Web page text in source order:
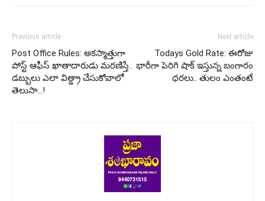
Previous article
Post Office Rules: అకస్మాత్తుగా
పోస్ట్ ఆఫీస్ ఖాతాదారుడు మరణిస్తే..
డబ్బులు ఎలా విత్డ్రా చేసుకోవాలో
తెలుసా…!
Next article
Todays Gold Rate: ఈరోజు
భారీగా పెరిగి షాక్ ఇస్తున్న బంగారం
ధరలు.. తులం ఎంతంటే